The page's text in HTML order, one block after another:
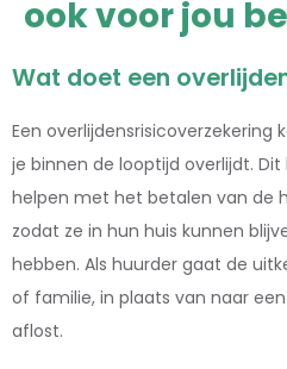
ook voor jou
Wat doet een
Een overlijdensrisicoverzekering
je binnen de looptijd overlijdt.
helpen met het betalen van de
zodat ze in hun huis kunnen
hebben. Als huurder gaat de
of familie, in plaats van naar
aflost.